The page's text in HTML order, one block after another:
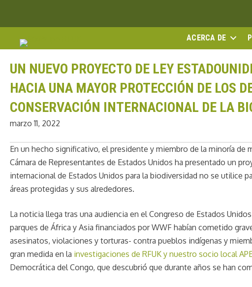
ACERCA DE
UN NUEVO PROYECTO DE LEY
HACIA UNA MAYOR PROTECCIÓN DE LOS
CONSERVACIÓN INTERNACIONAL DE LA
marzo 11, 2022
En un hecho significativo, el presidente y miembro de la minoría de
Cámara de Representantes de Estados Unidos ha presentado un
internacional de Estados Unidos para la biodiversidad no se utilice
áreas protegidas y sus alrededores.
La noticia llega tras una audiencia en el Congreso de Estados
parques de África y Asia financiados por WWF habían cometido
asesinatos, violaciones y torturas- contra pueblos indígenas y
gran medida en la investigaciones de RFUK y nuestro socio local
Democrática del Congo, que descubrió que durante años se han